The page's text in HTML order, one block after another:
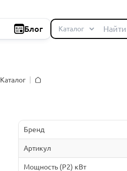
Блог
Каталог
Бренд
Артикул
Мощность (P2) кВт